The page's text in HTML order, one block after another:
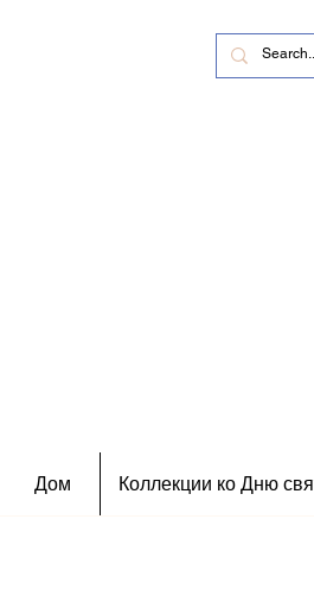
Дом Коллекции ко Дню